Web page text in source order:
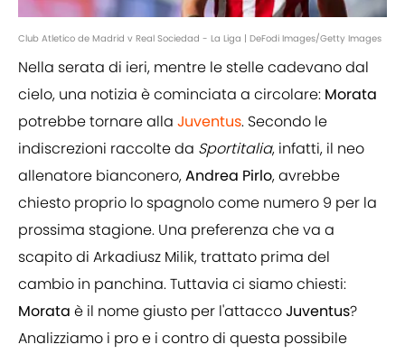
Club Atletico de Madrid v Real Sociedad - La Liga | DeFodi Images/Getty Images
Nella serata di ieri, mentre le stelle cadevano dal
cielo, una notizia è cominciata a circolare: Morata
potrebbe tornare alla Juventus. Secondo le
indiscrezioni raccolte da Sportitalia, infatti, il neo
allenatore bianconero,Andrea Pirlo, avrebbe
chiesto proprio lo spagnolo come numero 9 per la
prossima stagione. Una preferenza che va a
scapito di Arkadiusz Milik, trattato prima del
cambio in panchina. Tuttavia ci siamo chiesti:
Morata è il nome giusto per l'attaccoJuventus?
Analizziamo i pro e i contro di questa possibile